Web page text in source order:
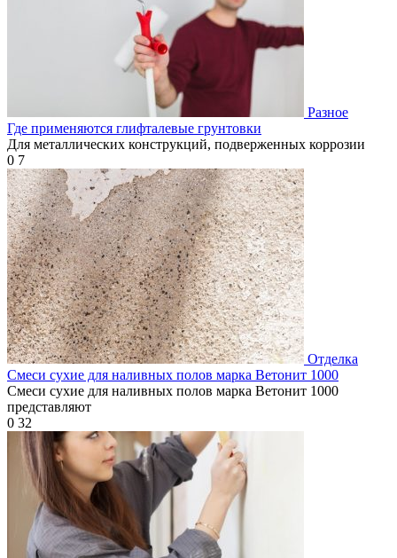
Разное
Где применяются глифталевые грунтовки
Для металлических конструкций, подверженных коррозии
0 7
Отделка
Смеси сухие для наливных полов марка Ветонит 1000
Смеси сухие для наливных полов марка Ветонит 1000
представляют
0 32